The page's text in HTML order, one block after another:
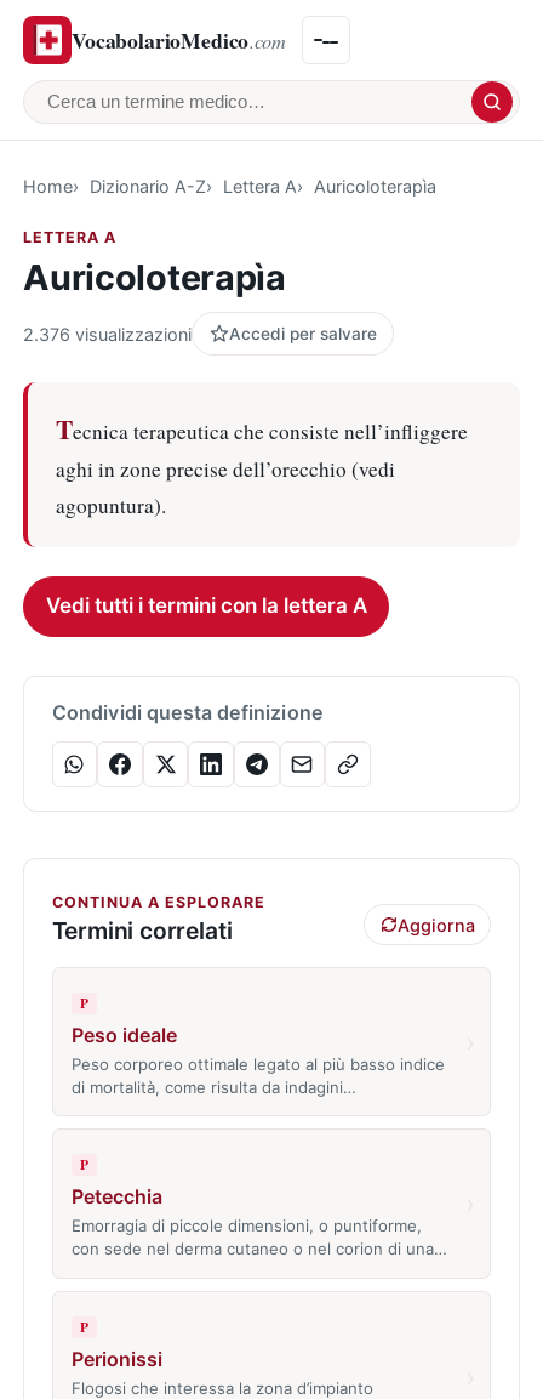
VocabolarioMedico.com
Cerca un termine medico
Home Dizionario A-Z Lettera A Auricoloterapìa
LETTERA A
Auricoloterapìa
2.376 visualizzazioni Accedi per salvare
Tecnica terapeutica che consiste nell’infliggere
aghi in zone precise dell’orecchio (vedi
agopuntura).
Vedi tutti i termini con la lettera A
Condividi questa definizione
CONTINUA A ESPLORARE
Termini correlati Aggiorna
P
Peso ideale
Peso corporeo ottimale legato al più basso indice
di mortalità, come risulta da indagini…
P
Petecchia
Emorragia di piccole dimensioni, o puntiforme,
con sede nel derma cutaneo o nel corion di una…
P
Perionissi
Flogosi che interessa la zona d’impianto